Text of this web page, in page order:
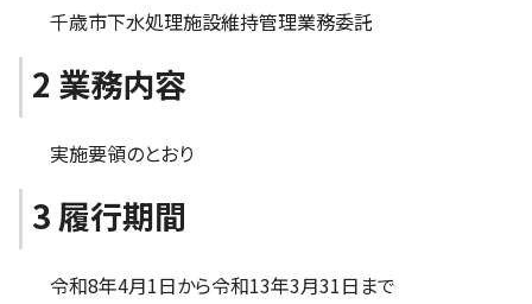
千歳市下水処理施設維持管理業務委託
2 業務内容
実施要領のとおり
3 履行期間
令和8年4月1日から令和13年3月31日まで